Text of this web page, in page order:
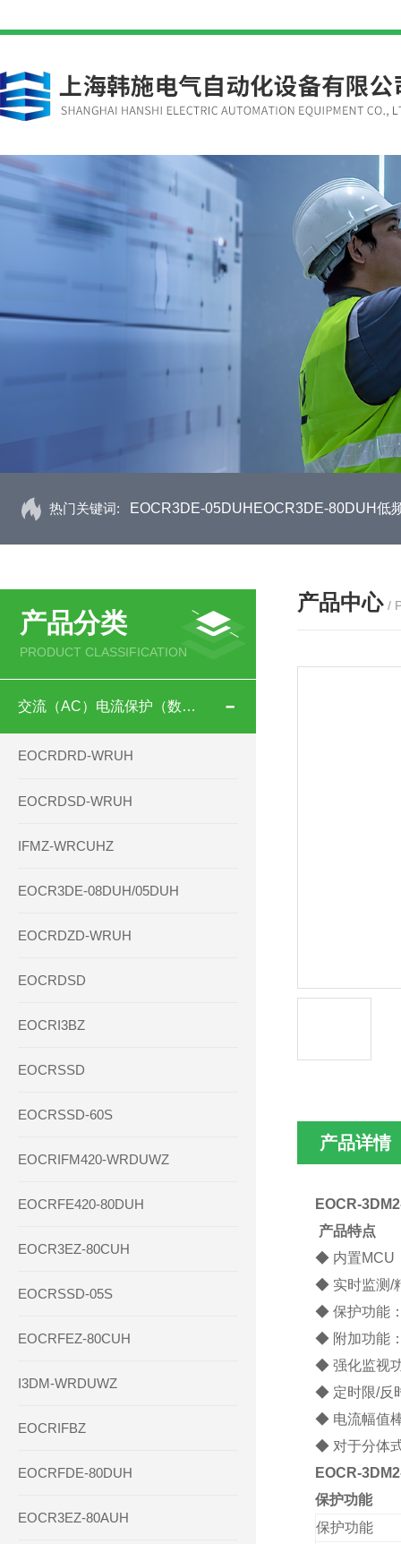
热门关键词: EOCR3DE-05DUHEOCR3DE-80DUH低
产品分类
PRODUCT CLASSIFICATION
交流（AC）电流保护（数码型）
EOCRDRD-WRUH
EOCRDSD-WRUH
IFMZ-WRCUHZ
EOCR3DE-08DUH/05DUH
EOCRDZD-WRUH
EOCRDSD
EOCRI3BZ
EOCRSSD
EOCRSSD-60S
EOCRIFM420-WRDUWZ
EOCRFE420-80DUH
EOCR3EZ-80CUH
EOCRSSD-05S
EOCRFEZ-80CUH
I3DM-WRDUWZ
EOCRIFBZ
EOCRFDE-80DUH
EOCR3EZ-80AUH
产品中心 /
产品详情
EOCR-
产品特点
◆ 内置MCU
◆ 实时监测/
◆ 保护功能
◆ 附加功能
◆ 强化监视
◆ 定时限/反
◆ 电流幅值
◆ 对于分体
EOCR-
保护功能
保护功能